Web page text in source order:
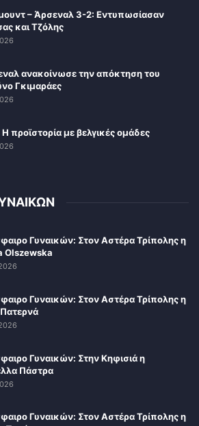
– Άρσεναλ 3-2: Εντυπωσίασαν
και Τζόλης
ανακοίνωσε την απόκτηση του
Γκιμαράες
προϊστορία με βελγικές ομάδες
Γυναικών: Στον Αστέρα Τρίπολης η
Olszewska
Γυναικών: Στον Αστέρα Τρίπολης η
Γυναικών: Στην Κηφισιά η
Πάστρα
Γυναικών: Στον Αστέρα Τρίπολης η